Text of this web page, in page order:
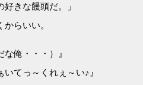
きな饅頭だ。」
らいい。
俺・・・）』
てっ～くれぇ～い♪』